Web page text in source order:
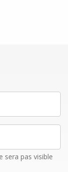
sera pas visible